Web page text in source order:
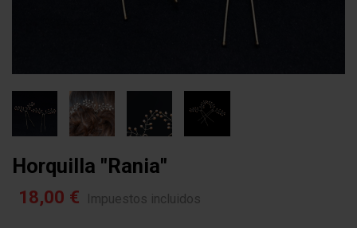
Horquilla "rania"
18,00 € Impuestos incluidos